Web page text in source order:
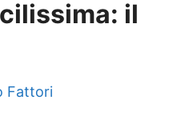
il
Fattori